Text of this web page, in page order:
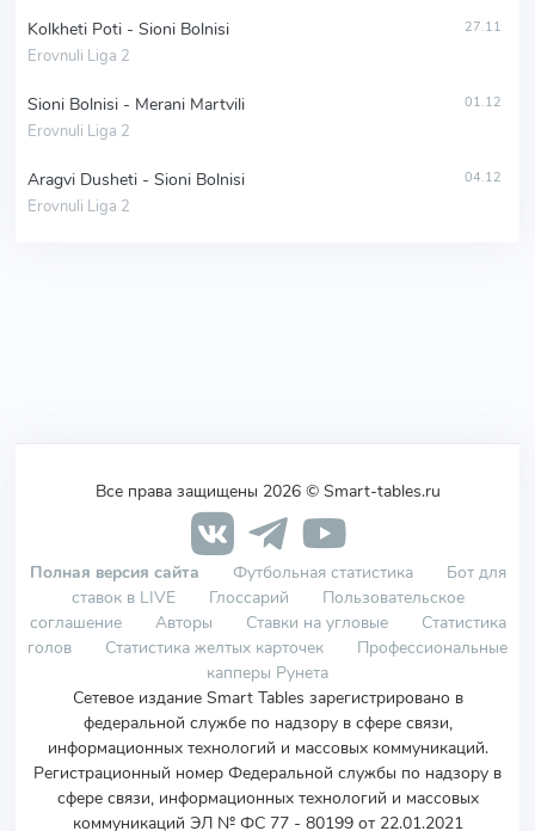
Kolkheti Poti - Sioni Bolnisi
Erovnuli Liga 2
27.11
Sioni Bolnisi - Merani Martvili
Erovnuli Liga 2
01.12
Aragvi Dusheti - Sioni Bolnisi
Erovnuli Liga 2
04.12
Все права защищены 2026 © Smart-tables.ru
Полная версия сайта Футбольная статистика
Бот для
ставок в LIVE
Глоссарий
Пользовательское
соглашение
Авторы Ставки на угловые
Статистика
голов
Статистика желтых карточек
Профессиональные
капперы Рунета
Сетевое издание Smart Tables зарегистрировано в
федеральной службе по надзору в сфере связи,
информационных технологий и массовых коммуникаций.
Регистрационный номер Федеральной службы по надзору в
сфере связи, информационных технологий и массовых
коммуникаций ЭЛ № ФС 77 - 80199 от 22.01.2021